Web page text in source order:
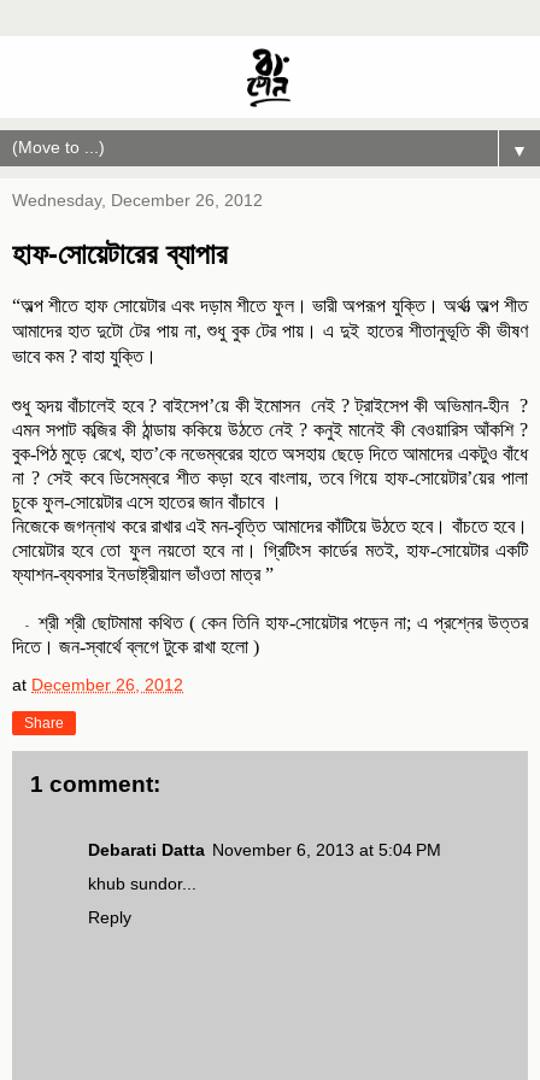
▼
Wednesday, December 26, 2012
হাফ-সোয়েটারের ব্যাপার
“অল্প শীতে হাফ সোয়েটার এবং দড়াম শীতে ফুল।ভারী অপরূপ যুক্তি।অর্থাত্‍ অল্প শীত
আমাদের হাত দুটো টের পায় না, শুধু বুক টের পায় । এ দুই হাতের শীতানুভূতি কী ভীষণ
ভাবে কম? বাহা যুক্তি।
শুধু হৃদয় বাঁচালেই হবে? বাইসেপ’য়ে কী ইমোসন নেই? ট্রাইসেপ কী অভিমান-হীন?
এমন সপাট কব্জির কী ঠান্ডায় ককিয়ে উঠতে নেই ? কনুই মানেই কী বেওয়ারিস আঁকশি ?
বুক-পিঠ মুড়ে রেখে, হাত’কে নভেম্বরের হাতে অসহায় ছেড়ে দিতে আমাদের একটুও বাঁধে
না ?সেই কবে ডিসেম্বরে শীত কড়া হবে বাংলায়, তবে গিয়ে হাফ-সোয়েটার’য়ের পালা
চুকে ফুল-সোয়েটার এসে হাতের জান বাঁচাবে ।
নিজেকে জগন্নাথ করে রাখার এই মন-বৃত্তি আমাদের কাঁটিয়ে উঠতে হবে। বাঁচতে হবে।
সোয়েটার হবে তো ফুল নয়তো হবে না। গ্রিটিংস কার্ডের মতই, হাফ-সোয়েটার একটি
ফ্যাশন-ব্যবসার ইনডাষ্ট্রীয়াল ভাঁওতা মাত্র ”
শ্রী শ্রী ছোটমামা কথিত( কেন তিনি হাফ-সোয়েটার পড়েন না; এ প্রশ্নের উত্তর
দিতে। জন-স্বার্থে ব্লগে টুকে রাখা হলো )
at December 26, 2012
Share
1 comment:
Debarati Datta November 6, 2013 at 5:04 PM
khub sundor...
Reply